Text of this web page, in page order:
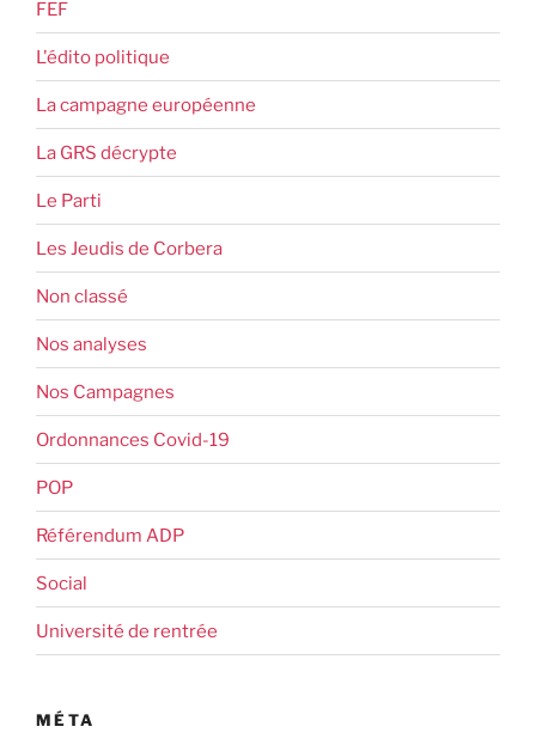
FEF
L'édito politique
La campagne européenne
La GRS décrypte
Le Parti
Les Jeudis de Corbera
Non classé
Nos analyses
Nos Campagnes
Ordonnances Covid-19
POP
Référendum ADP
Social
Université de rentrée
MÉTA